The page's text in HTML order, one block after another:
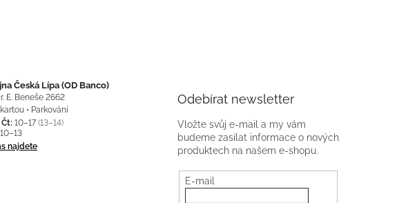
Česká Lípa (OD Banco)
E. Beneše 2662
• Parkování
Čt: 10–17 (13–14)
10–13
najdete
Odebírat newsletter
Vložte svůj e-mail a my vám
budeme zasílat informace o nových
produktech na našem e-shopu.
E-mail